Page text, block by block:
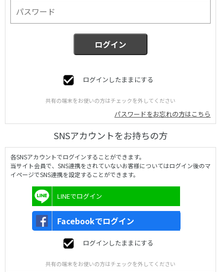
ログインしたままにする
共有の端末をお使いの方はチェックを外してください
パスワードをお忘れの方はこちら
SNSアカウントをお持ちの方
各SNSアカウントでログインすることができます。
当サイト会員で、SNS連携をされていないお客様についてはログイン後のマ
イページでSNS連携を設定することができます。
LINEでログイン
Facebookでログイン
ログインしたままにする
共有の端末をお使いの方はチェックを外してください